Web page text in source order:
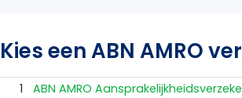
Kies een ABN AMRO
1 ABN AMRO